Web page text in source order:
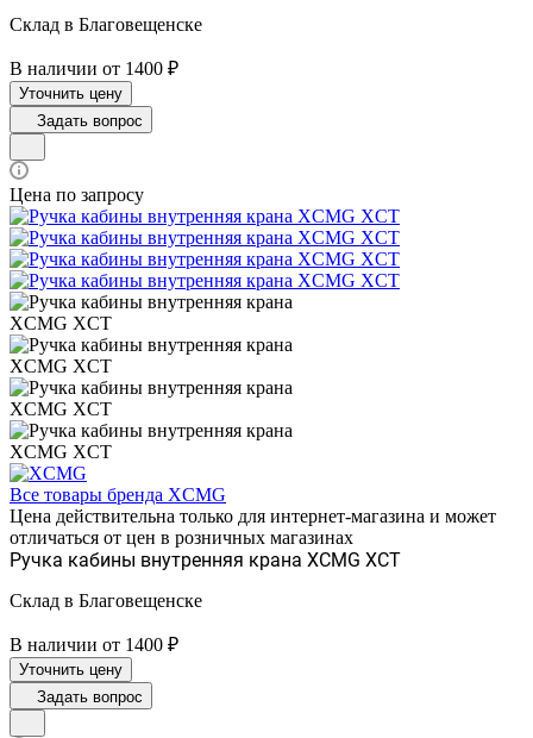
Склад в Благовещенске
В наличии от 1400 ₽
Уточнить цену
Задать вопрос
Цена по запросу
Все товары бренда XCMG
Цена действительна только для интернет-магазина и может
отличаться от цен в розничных магазинах
Ручка кабины внутренняя крана XCMG XCT
Склад в Благовещенске
В наличии от 1400 ₽
Уточнить цену
Задать вопрос